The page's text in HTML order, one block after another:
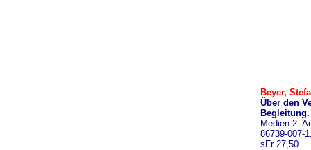
Beyer,
Über den
Medien 2.
86739-007-
sFr 27,50